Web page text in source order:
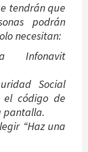
tendrán que
podrán
necesitan:
Infonavit
Social
el código de
pantalla.
“Haz una